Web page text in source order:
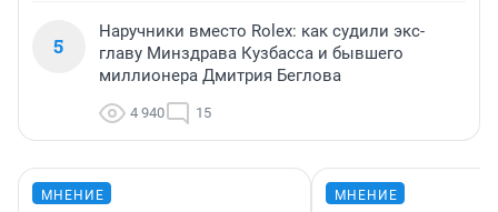
5
Наручники вместо Rolex: как судили экс-
главу Минздрава Кузбасса и бывшего
миллионера Дмитрия Беглова
4 940 15
МНЕНИЕ МНЕНИЕ